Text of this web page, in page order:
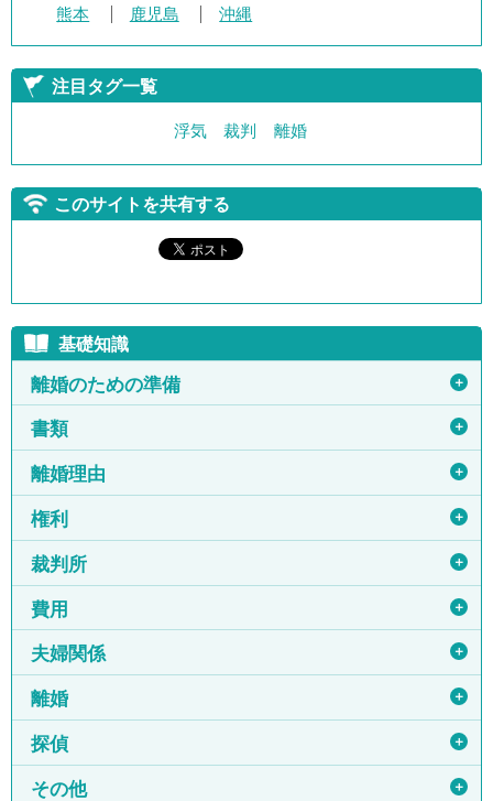
熊本 鹿児島 沖縄
注目タグ一覧
浮気 裁判 離婚
このサイトを共有する
基礎知識
離婚のための準備 ＋
書類 ＋
離婚理由 ＋
権利 ＋
裁判所 ＋
費用 ＋
夫婦関係 ＋
離婚 ＋
探偵 ＋
その他 ＋